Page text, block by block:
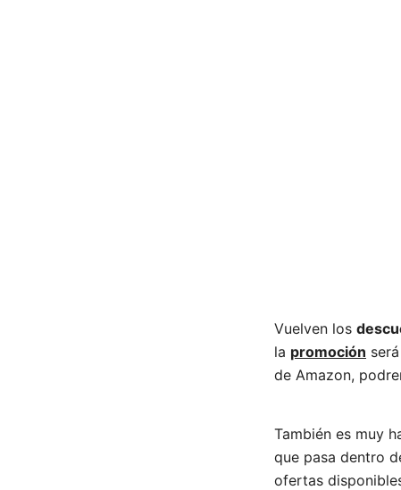
Vuelven los
la promoción
de Amazon,
También es muy
que pasa dentro
ofertas